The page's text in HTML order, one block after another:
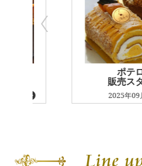
ポテロン
販売スタート
2025年09月03日